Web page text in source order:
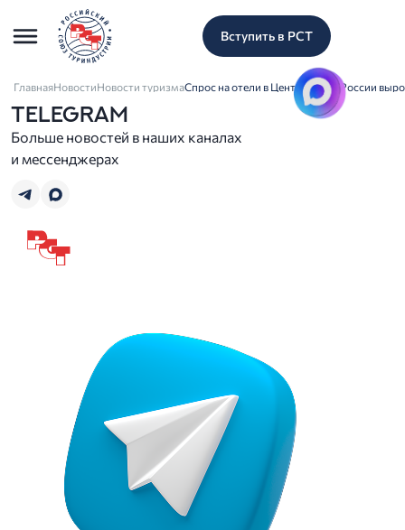
Вступить в РСТ
ГлавнаяНовостиНовости туризмаСпрос на отели в Центральной России
TELEGRAM
Больше новостей в наших каналах
и мессенджерах